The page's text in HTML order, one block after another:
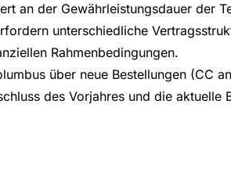
an der Gewährleistungsdauer der
unterschiedliche
Rahmenbedingungen.
über neue Bestellungen (CC
des Vorjahres und die aktuelle